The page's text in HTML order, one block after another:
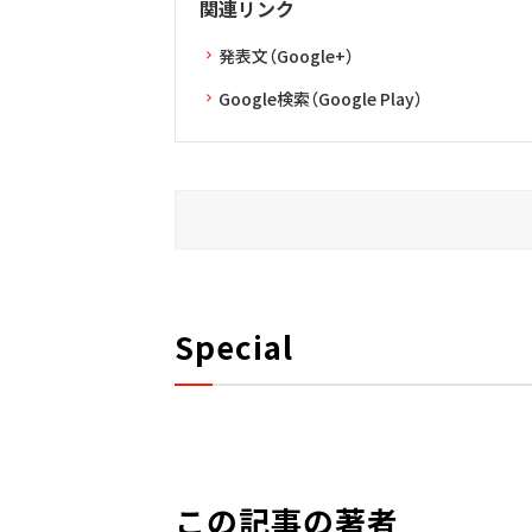
関連リンク
発表文（Google+）
Google検索（Google Play）
Special
この記事の著者